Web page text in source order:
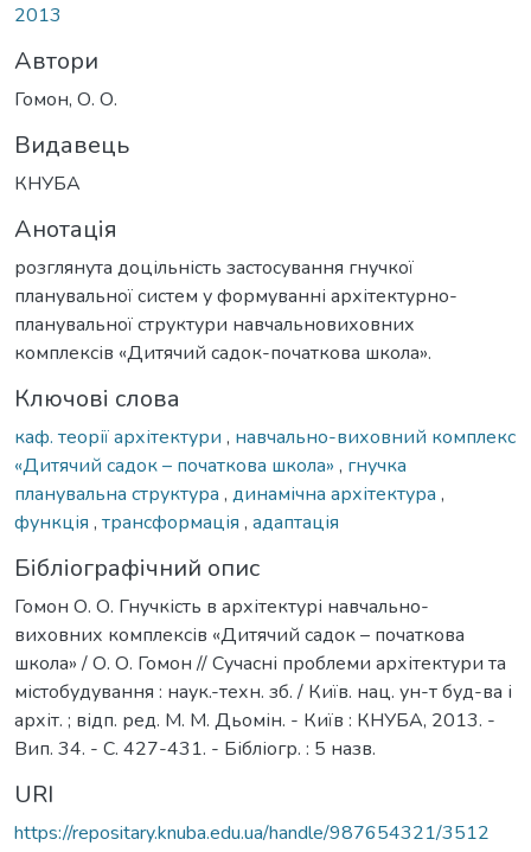
2013
Автори
Гомон, О. О.
Видавець
КНУБА
Анотація
розглянута доцільність застосування гнучкої
планувальної систем у формуванні архітектурно-
планувальної структури навчальновиховних
комплексів «Дитячий садок-початкова школа».
Ключові слова
каф. теорії архітектури , навчально-виховний комплекс
«Дитячий садок – початкова школа» , гнучка
планувальна структура , динамічна архітектура ,
функція , трансформація , адаптація
Бібліографічний опис
Гомон О. О. Гнучкість в архітектурі навчально-
виховних комплексів «Дитячий садок – початкова
школа» / О. О. Гомон // Сучасні проблеми архітектури та
містобудування : наук.-техн. зб. / Київ. нац. ун-т буд-ва і
архіт. ; відп. ред. М. М. Дьомін. - Київ : КНУБА, 2013. -
Вип. 34. - С. 427-431. - Бібліогр. : 5 назв.
URI
https://repositary.knuba.edu.ua/handle/987654321/3512